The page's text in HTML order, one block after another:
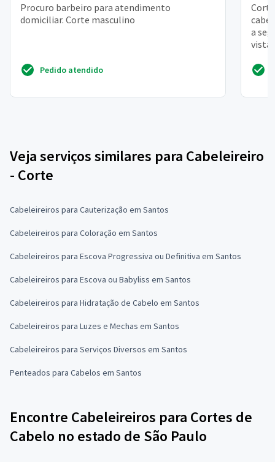
Procuro barbeiro para atendimento
domiciliar. Corte masculino
Pedido atendido
a
Veja serviços similares para Cabeleireiro
- Corte
Cabeleireiros para Cauterização em Santos
Cabeleireiros para Coloração em Santos
Cabeleireiros para Escova Progressiva ou Definitiva em Santos
Cabeleireiros para Escova ou Babyliss em Santos
Cabeleireiros para Hidratação de Cabelo em Santos
Cabeleireiros para Luzes e Mechas em Santos
Cabeleireiros para Serviços Diversos em Santos
Penteados para Cabelos em Santos
Encontre Cabeleireiros para Cortes de
Cabelo no estado de São Paulo